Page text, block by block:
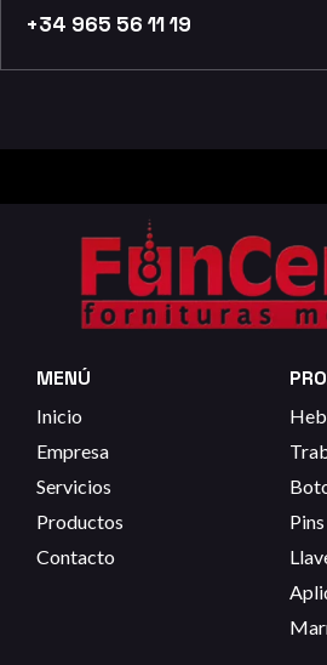
+34 965 56 11 19
MENÚ
Inicio
Empresa
Servicios
Productos
Contacto
Pins